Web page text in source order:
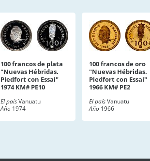
100 francos de plata
"Nuevas Hébridas.
Piedfort con Essai"
1974 KM# PE10
El paísVanuatu
Año 1974
100 francos de oro
"Nuevas Hébridas.
Piedfort con Essai"
1966 KM# PE2
El paísVanuatu
Año 1966